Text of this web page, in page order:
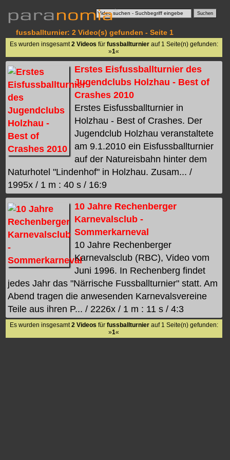
fussballturnier: 2 Video(s) gefunden - Seite 1
Es wurden insgesamt 2 Videos für fussballturnierauf 1 Seite(n) gefunden:
»1«
Erstes Eisfussballturnier des
Jugendclubs Holzhau - Best of
Crashes 2010
Erstes Eisfussballturnier in
Holzhau - Best of Crashes. Der
Jugendclub Holzhau veranstaltete
am 9.1.2010 ein Eisfussballturnier
auf der Natureisbahn hinter dem
Naturhotel "Lindenhof" in Holzhau. Zusam... /
1995x / 1 m : 40 s / 16:9
10 Jahre Rechenberger
Karnevalsclub -
Sommerkarneval
10 Jahre Rechenberger
Karnevalsclub (RBC), Video vom
Juni 1996. In Rechenberg findet
jedes Jahr das "Närrische Fussballturnier" statt. Am
Abend tragen die anwesenden Karnevalsvereine
Teile aus ihren P... / 2226x / 1 m : 11 s / 4:3
Es wurden insgesamt2 Videos für fussballturnierauf 1 Seite(n) gefunden:
»1«